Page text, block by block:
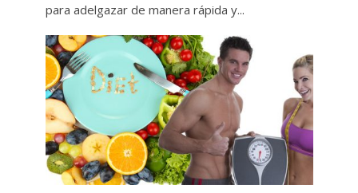
para adelgazar de manera rápida y...